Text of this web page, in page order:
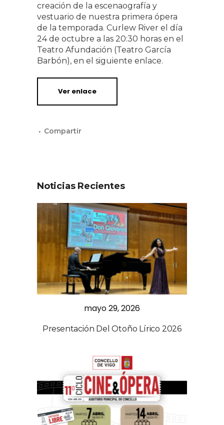
creación de la escenaografía y
vestuario de nuestra primera ópera
de la temporada. Curlew River el día
24 de octubre a las 20:30 horas en el
Teatro Afundación (Teatro García
Barbón), en el siguiente enlace.
Ver enlace
Noticias Recientes
mayo 29, 2026
Presentación Del Otoño Lírico 2026